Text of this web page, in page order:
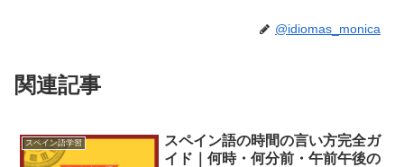
@idiomas_monica
関連記事
スペイン語学習
スペイン語の時間の言い方完全ガ
イド｜何時・何分前・午前午後の